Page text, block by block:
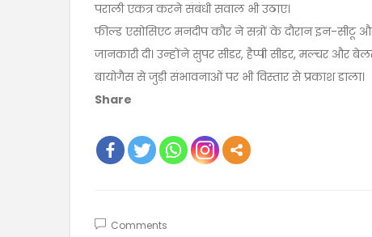
पराली एकत्र करने संबंधी सवाल भी उठाए।
फील्ड एसोसिएट मनदीप कौर ने सत्रों के दौरान इन-
जानकारी दी। उन्होंने सुपर सीडर, हैप्पी सीडर, मल्चर और
बायोगैस से जुड़ी संभावनाओं पर भी विस्तार से प्रकाश डाला।
Share
Comments